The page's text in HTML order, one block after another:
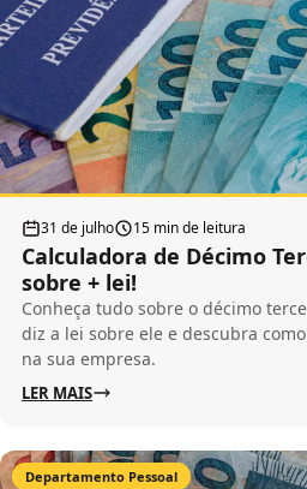
31 de julho 15 min de leitura
Calculadora de Décimo
sobre + lei!
Conheça tudo sobre o décimo
diz a lei sobre ele e descubra
na sua empresa.
LER MAIS
Departamento Pessoal